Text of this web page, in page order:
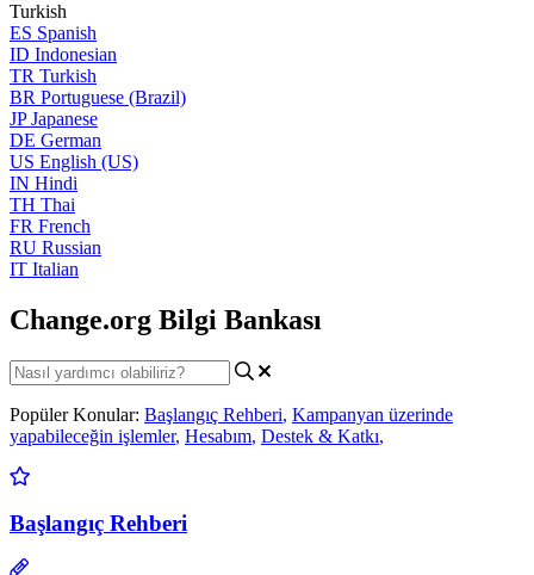
Turkish
ES Spanish
ID Indonesian
TR Turkish
BR Portuguese (Brazil)
JP Japanese
DE German
US English (US)
IN Hindi
TH Thai
FR French
RU Russian
IT Italian
Change.org Bilgi Bankası
Popüler Konular: Başlangıç Rehberi, Kampanyan üzerinde
yapabileceğin işlemler, Hesabım, Destek & Katkı,
Başlangıç Rehberi